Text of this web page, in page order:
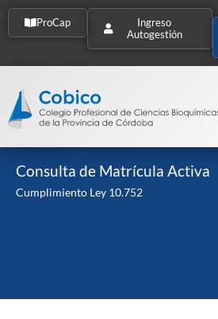
ProCap
Ingreso
Autogestión
Consulta de Matrícula Activa
Cumplimiento Ley 10.752